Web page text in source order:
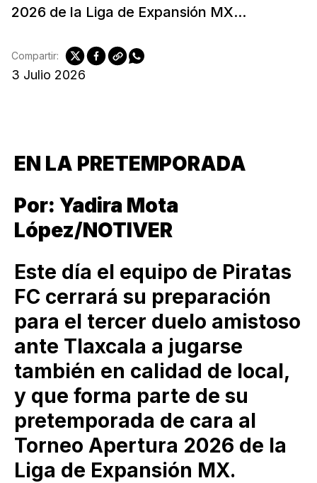
2026 de la Liga de Expansión MX...
3 Julio 2026
Compartir:
EN LA PRETEMPORADA
Por: Yadira Mota
López/NOTIVER
Este día el equipo de Piratas
FC cerrará su preparación
para el tercer duelo amistoso
ante Tlaxcala a jugarse
también en calidad de local,
y que forma parte de su
pretemporada de cara al
Torneo Apertura 2026 de la
Liga de Expansión MX.